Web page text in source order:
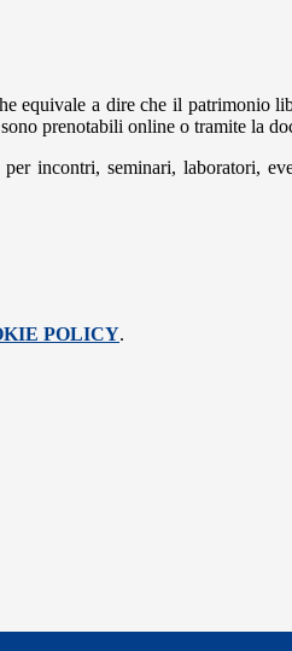
equivale a dire che il patrimonio
prenotabili online o tramite la
incontri, seminari, laboratori,
POLICY.